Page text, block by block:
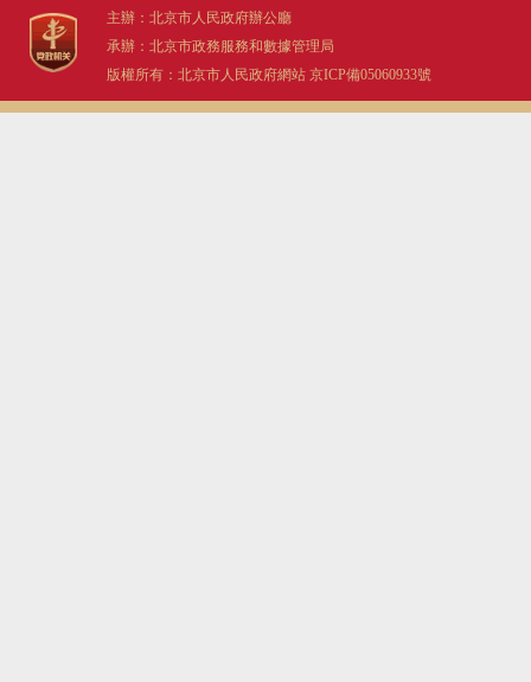
主辦：北京市人民政府辦公廳
承辦：北京市政務服務和數據管理局
版權所有：北京市人民政府網站 京ICP備05060933號